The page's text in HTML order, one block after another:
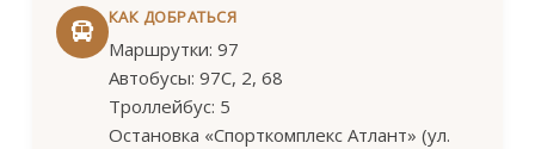
КАК ДОБРАТЬСЯ
Маршрутки: 97
Автобусы: 97C, 2, 68
Троллейбус: 5
Остановка «Спорткомплекс Атлант» (ул.